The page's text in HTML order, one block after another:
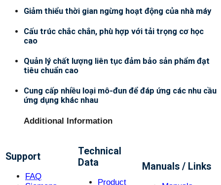
Giảm thiểu thời gian ngừng hoạt động của nhà máy
Cấu trúc chắc chắn, phù hợp với tải trọng cơ học
cao
Quản lý chất lượng liên tục đảm bảo sản phẩm đạt
tiêu chuẩn cao
Cung cấp nhiều loại mô-đun để đáp ứng các nhu cầu
ứng dụng khác nhau
Additional Information
Support
FAQ
Technical
Data
Product
Manuals / Links